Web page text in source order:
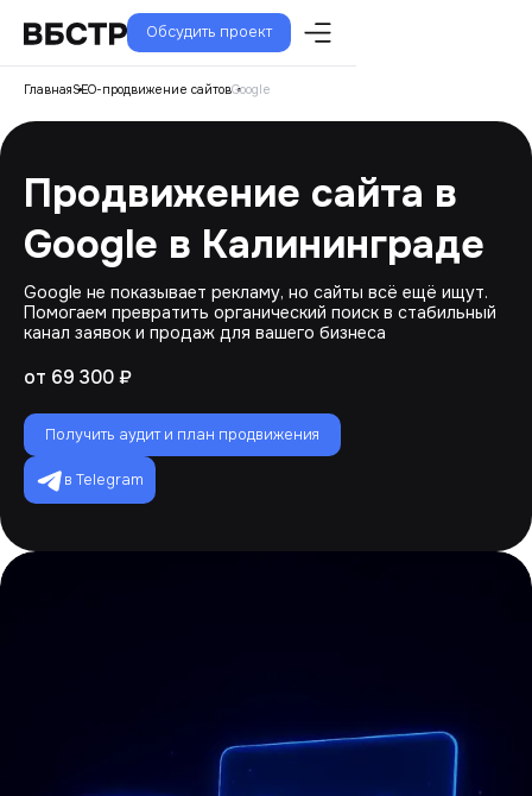
Обсудить проект
ГлавнаяSEO-продвижение сайтовGoogle
Продвижение сайта в
Google в Калининграде
Google не показывает рекламу, но сайты всё ещё ищут.
Помогаем превратить органический поиск в стабильный
канал заявок и продаж для вашего бизнеса
от 69 300 ₽
Получить аудит и план продвижения
в Telegram